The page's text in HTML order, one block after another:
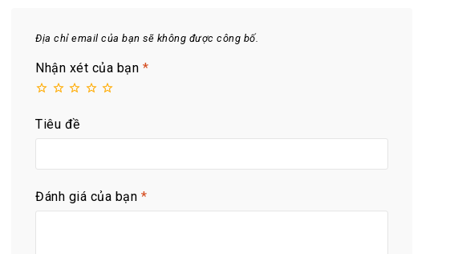
Địa chỉ email của bạn sẽ không được công bố.
Nhận xét của bạn *
Tiêu đề
Đánh giá của bạn *